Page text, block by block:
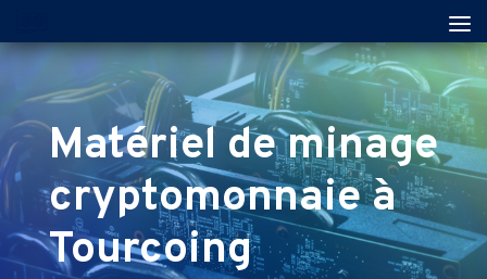
Matériel de minage
cryptomonnaie à
Tourcoing